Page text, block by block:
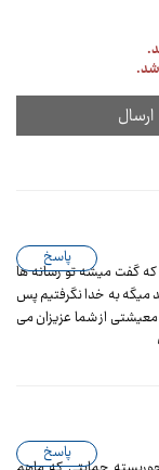
شد.
گفت میشه تو رسانه ها
میگه به خدا نگرفتیم پس
معیشتی از شما عزیزان می
پاسخ
پاسخ